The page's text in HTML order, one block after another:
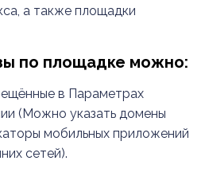
а также площадки
по площадке можно:
в Параметрах
(Можно указать домены
мобильных приложений
сетей).